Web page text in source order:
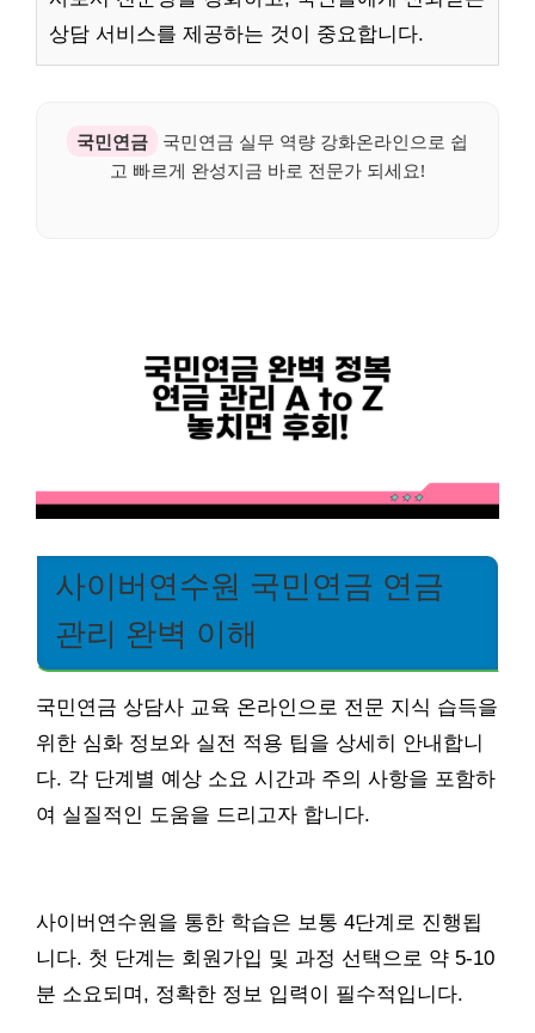
상담 서비스를 제공하는 것이 중요합니다.
국민연금
국민연금 실무 역량 강화온라인으로 쉽
고 빠르게 완성지금 바로 전문가 되세요!
사이버연수원 국민연금 연금
관리 완벽 이해
국민연금 상담사 교육 온라인으로 전문 지식 습득을
위한 심화 정보와 실전 적용 팁을 상세히 안내합니
다. 각 단계별 예상 소요 시간과 주의 사항을 포함하
여 실질적인 도움을 드리고자 합니다.
사이버연수원을 통한 학습은 보통 4단계로 진행됩
니다. 첫 단계는 회원가입 및 과정 선택으로 약 5-10
분 소요되며, 정확한 정보 입력이 필수적입니다.